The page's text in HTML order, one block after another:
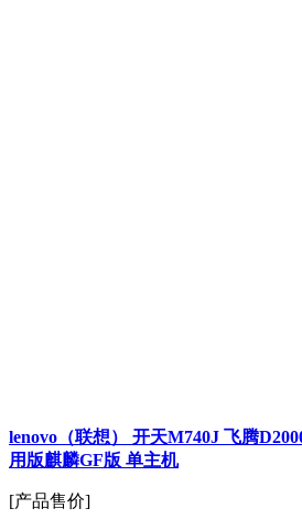
lenovo（联想） 开天M740J 飞腾
用版麒麟GF版 单主机
[产品售价]